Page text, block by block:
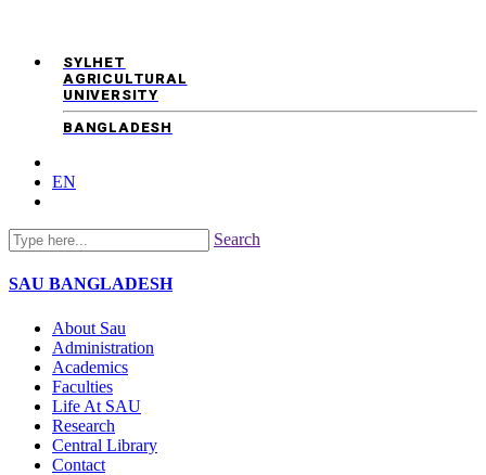
SYLHET
AGRICULTURAL
UNIVERSITY
BANGLADESH
EN
Search
SAU BANGLADESH
About Sau
Administration
Academics
Faculties
Life At SAU
Research
Central Library
Contact